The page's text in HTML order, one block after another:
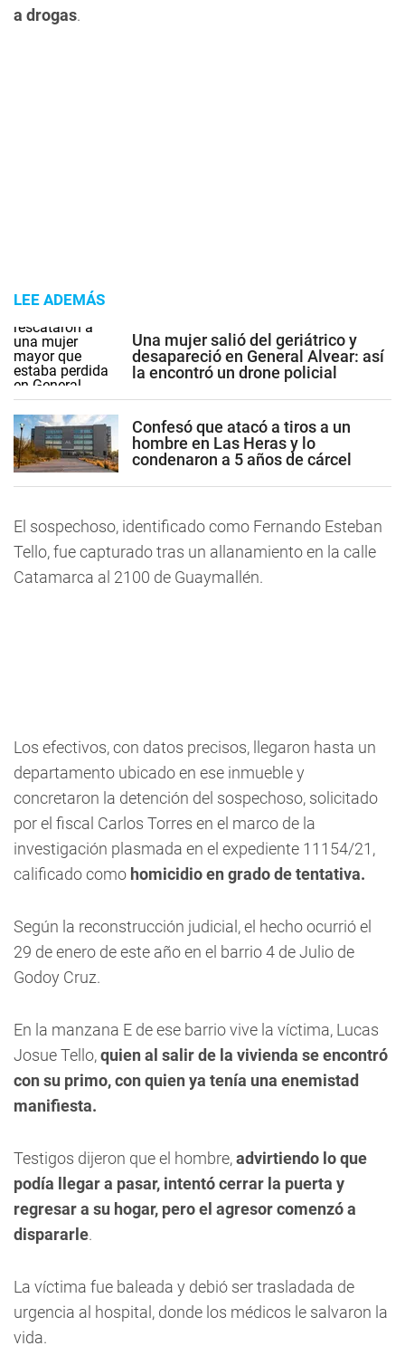
a drogas.
LEE ADEMÁS
Una mujer salió del geriátrico y
desapareció en General Alvear: así
la encontró un drone policial
Confesó que atacó a tiros a un
hombre en Las Heras y lo
condenaron a 5 años de cárcel
El sospechoso, identificado como Fernando Esteban
Tello,fue capturado tras un allanamiento en la calle
Catamarca al 2100 de Guaymallén.
Los efectivos, con datos precisos, llegaron hasta un
departamento ubicado en ese inmueble y
concretaron la detención del sospechoso, solicitado
por el fiscal Carlos Torres en el marco de la
investigación plasmada en el expediente 11154/21,
calificado como homicidio en grado de tentativa.
Según la reconstrucción judicial, el hechoocurrió el
29 de enero de este año en el barrio 4 de Julio de
Godoy Cruz.
En la manzana E de ese barrio vive la víctima, Lucas
Josue Tello,quien al salir de la vivienda se encontró
con su primo, con quien ya tenía una enemistad
manifiesta.
Testigos dijeron que el hombre,advirtiendo lo que
podía llegar a pasar, intentó cerrar la puerta y
regresar a su hogar, pero el agresor comenzó a
dispararle.
La víctima fue baleada y debió ser trasladada de
urgencia al hospital, donde los médicos le salvaron la
vida.